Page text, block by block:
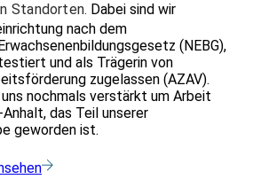
Standorten. Dabei sind wir
nach dem
(NEBG),
und als Trägerin von
zugelassen (AZAV).
nochmals verstärkt um Arbeit
das Teil unserer
geworden ist.